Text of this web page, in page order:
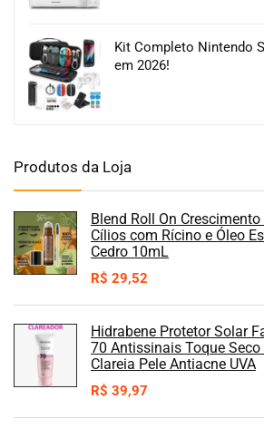
Kit Completo Nintendo
em 2026!
Produtos da Loja
Blend Roll On
Cílios com Rícino e Óleo
Cedro 10mL
R$ 29,52
Hidrabene Protetor Solar
70 Antissinais Toque
Clareia Pele Antiacne UVA
R$ 39,97